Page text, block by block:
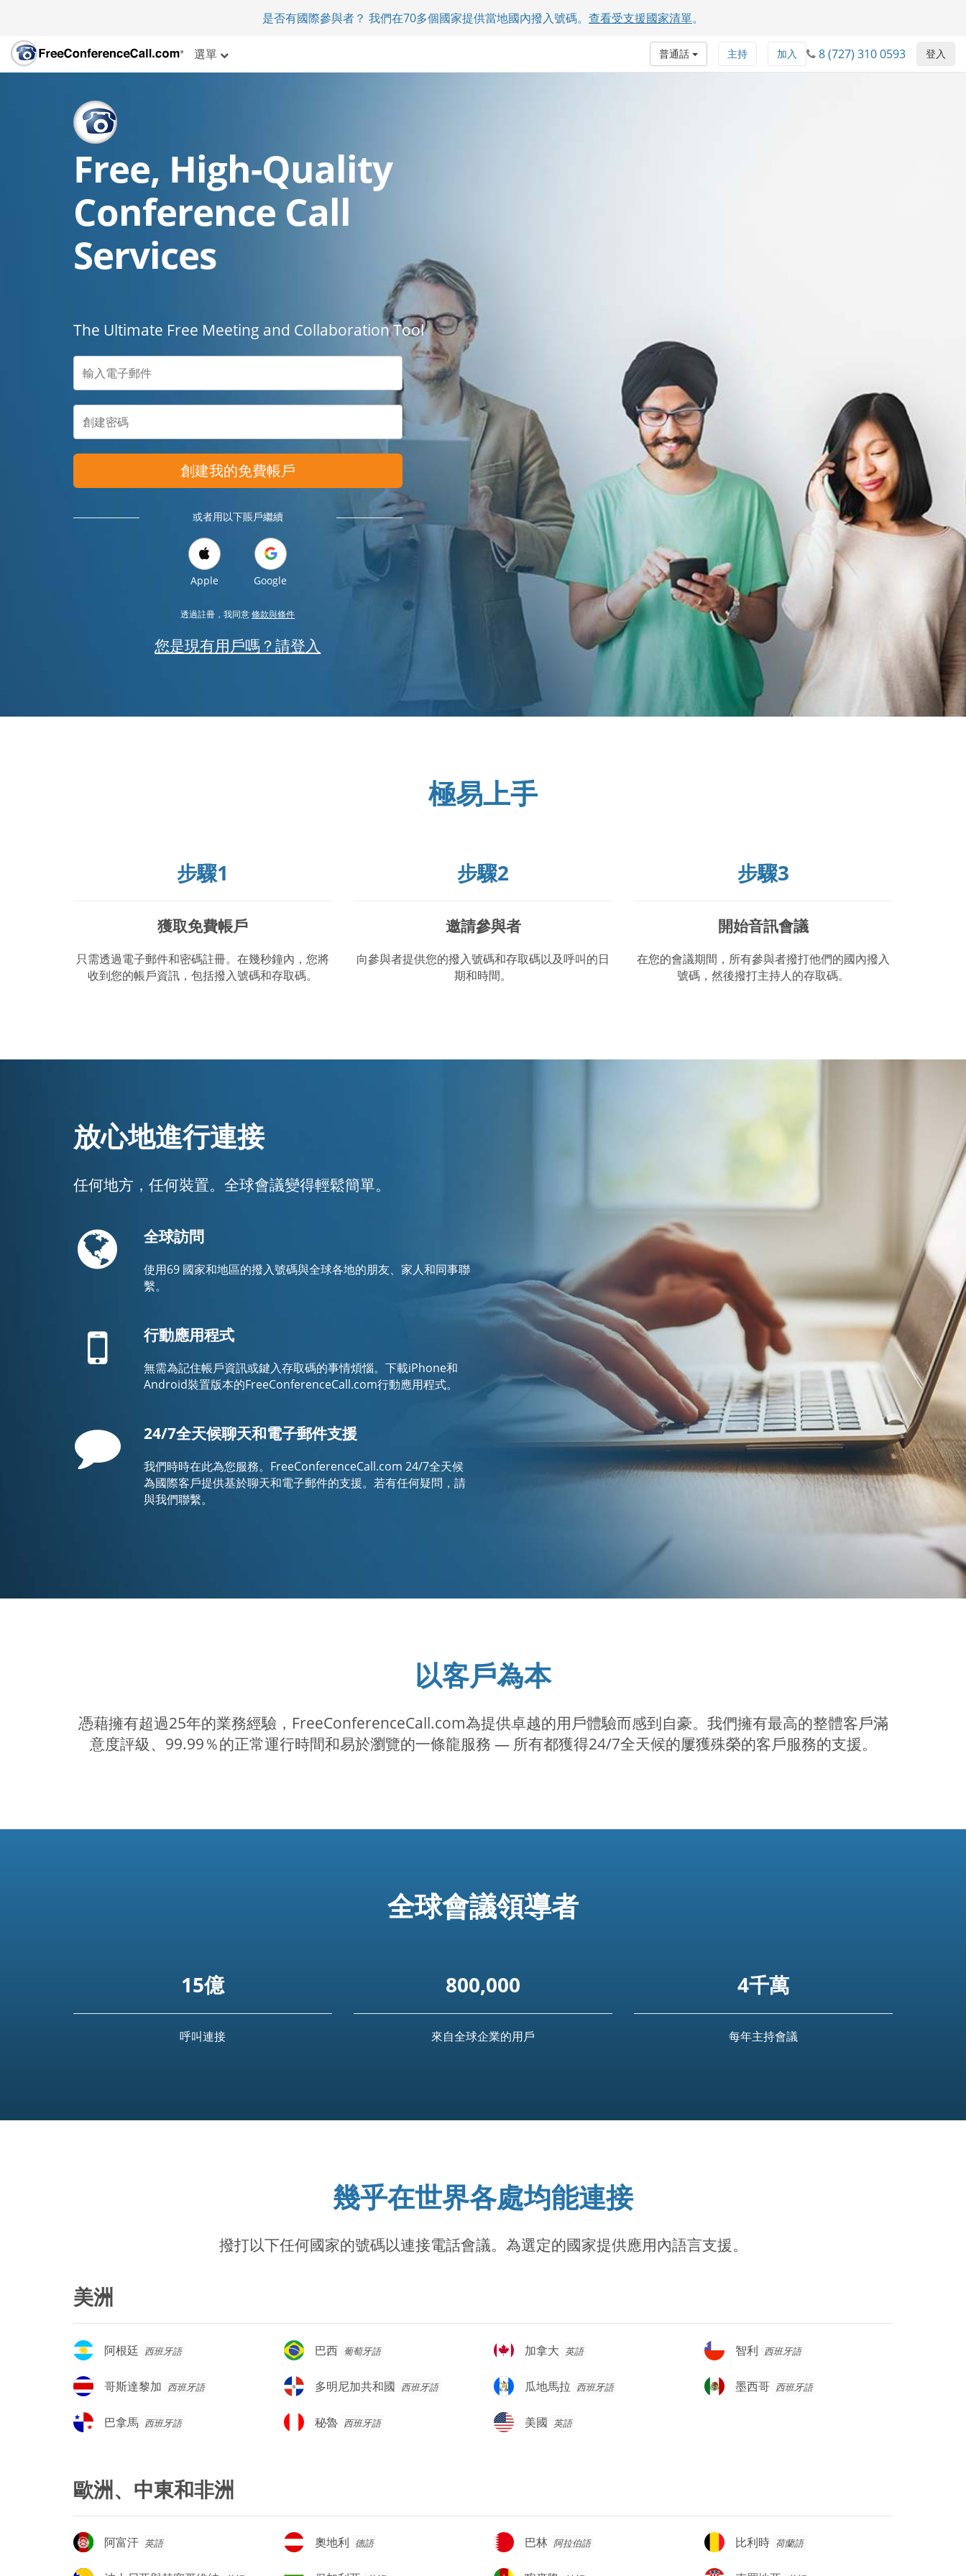
是否有國際參與者？ 我們在70多個國家提供當地國內撥入號碼。 查看受支援國家清單。
選單 登入
8 (727) 310 0593
加入
主持
普通話
Free, High-Quality
Conference Call
Services
The Ultimate Free Meeting and Collaboration Tool
創建我的免費帳戶
或者用以下賬戶繼續
Apple Google
透過註冊，我同意條款與條件
您是現有用戶嗎？請登入
極易上手
步驟1
獲取免費帳戶
只需透過電子郵件和密碼註冊。在幾秒鐘內，您將
收到您的帳戶資訊，包括撥入號碼和存取碼。
步驟2
邀請參與者
向參與者提供您的撥入號碼和存取碼以及呼叫的日
期和時間。
步驟3
開始音訊會議
在您的會議期間，所有參與者撥打他們的國內撥入
號碼，然後撥打主持人的存取碼。
放心地進行連接
任何地方，任何裝置。全球會議變得輕鬆簡單。
Globe全球訪問
使用69 國家和地區的撥入號碼與全球各地的朋友、家人和同事聯
繫。
Mobile 行動應用程式
無需為記住帳戶資訊或鍵入存取碼的事情煩惱。下載iPhone和
Android裝置版本的FreeConferenceCall.com行動應用程式。
Comment
24/7全天候聊天和電子郵件支援
我們時時在此為您服務。FreeConferenceCall.com 24/7全天候
為國際客戶提供基於聊天和電子郵件的支援。若有任何疑問，請
與我們聯繫。
以客戶為本
憑藉擁有超過25年的業務經驗，FreeConferenceCall.com為提供卓越的用戶體驗而感到自豪。我們擁有最高的整體客戶滿
意度評級、99.99％的正常運行時間和易於瀏覽的一條龍服務 — 所有都獲得24/7全天候的屢獲殊榮的客戶服務的支援。
全球會議領導者
15億
呼叫連接
800,000
來自全球企業的用戶
4千萬
每年主持會議
幾乎在世界各處均能連接
撥打以下任何國家的號碼以連接電話會議。為選定的國家提供應用內語言支援。
美洲
阿
廷
阿根廷 西班牙語
巴
巴西 葡萄牙語
加
大
加拿大 英語
智
智利 西班牙語
哥
達
哥斯達黎加 西班牙語
多
尼
加
多明尼加共和國 西班牙語
瓜
馬
拉
瓜地馬拉 西班牙語
墨
墨西哥 西班牙語
巴
巴拿馬 西班牙語
秘
秘魯 西班牙語
美
美國 英語
歐洲、中東和非洲
阿
汗
阿富汗 英語
奧
利
奧地利 德語
巴
巴林 阿拉伯語
比
時
比利時 荷蘭語